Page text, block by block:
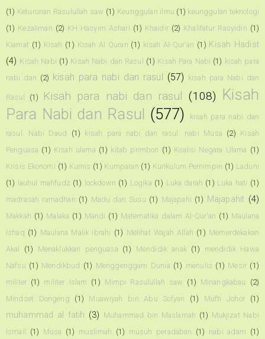
(1) Keturunan Rasulullah saw (1) Keunggulan ilmu (1) keunggulan teknologi
(1) Kezaliman (2) KH Hasyim Ashari (1) Khaidir (2) Khalifatur Rasyidin (1)
Kiamat (1) Kisah (1) Kisah Al Quran (1) kisah Al-Qur'an (1) Kisah Hadist
(4) Kisah Nabi (1) Kisah Nabi dan Rasul (1) Kisah Para Nabi (1) kisah para
nabi dan (2) kisah para nabi dan rasul (57) kisah para Nabi dan
Rasul (1) Kisah para nabi dan rasul (108) Kisah
Para Nabi dan Rasul (577)
kisah para nabi dan
rasul. Nabi Daud
(1) kisah para nabi dan rasul. nabi Musa (2) Kisah
Penguasa (1) Kisah ulama (1) kitab primbon (1) Koalisi Negara Ulama (1)
Krisis Ekonomi (1) Kumis (1) Kumparan (1) Kurikulum Pemimpin (1) Laduni
(1) lauhul mahfudz (1) lockdown (1) Logika (1) Luka darah (1) Luka hati (1)
madrasah ramadhan (1) Madu dan Susu (1) Majapahi (1) Majapahit (4)
Makkah (1) Malaka (1) Mandi (1) Matematika dalam Al-Qur'an (1) Maulana
Ishaq (1) Maulana Malik Ibrahi (1) Melihat Wajah Allah (1) Memerdekakan
Akal
(1) Menaklukkan penguasa (1) Mendidik anak (1)
mendidik Hawa
Nafsu (1) Mendikbud (1) Menggenggam Dunia (1) menulis (1) Mesir (1)
militer (1) militer Islam (1) Mimpi Rasulullah saw (1) Minangkabau
(2)
Mindset Dongeng
(1) Muawiyah bin Abu Sofyan (1) Mufti Johor (1)
muhammad al fatih (3) Muhammad bin Maslamah (1) Mukjizat Nabi
Ismail
(1) Musa (1) muslimah (1) musuh peradaban (1) nabi adam (1)